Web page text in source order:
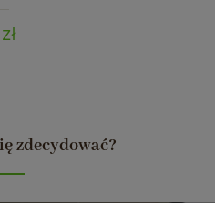
zdecydować?